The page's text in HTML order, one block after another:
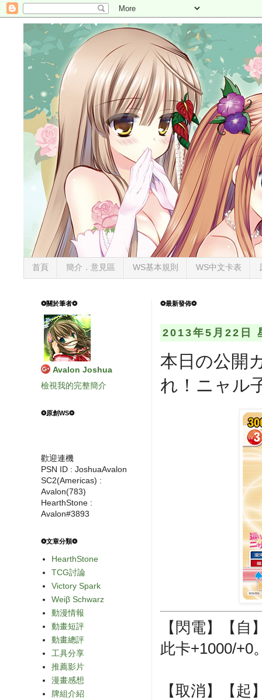
首頁 簡介．意見區 WS基本規則 WS中文卡表
❂最新發佈❂
2013年5月22日
本日の公開
れ！ニャル
【閃電】【
此卡+1000/+0
【取消】【
❂關於筆者❂
Avalon Joshua
檢視我的完整簡介
❂原創WS❂
歡迎連機
PSN ID : JoshuaAvalon
SC2(Americas) :
Avalon(783)
HearthStone :
Avalon#3893
❂文章分類❂
HearthStone
TCG討論
Victory Spark
Weiβ Schwarz
動漫情報
動畫短評
動畫總評
工具分享
推薦影片
漫畫感想
牌組介紹